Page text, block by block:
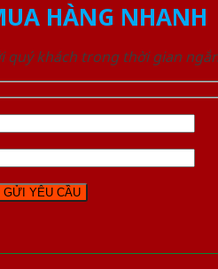
HÀNG NHANH
quý khách trong thời gian